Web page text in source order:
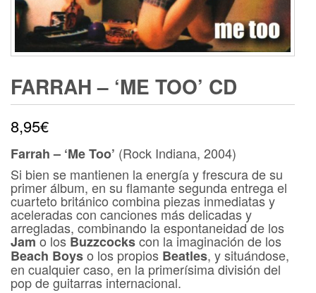
FARRAH – ‘ME TOO’ CD
8,95€
Farrah – ‘Me Too’ (Rock Indiana, 2004)
Si bien se mantienen la energía y frescura de su
primer álbum, en su flamante segunda entrega el
cuarteto británico combina piezas inmediatas y
aceleradas con canciones más delicadas y
arregladas, combinando la espontaneidad de los
Jamo los Buzzcockscon la imaginación de los
Beach Boyso los propios Beatles, y situándose,
en cualquier caso, en la primerísima división del
pop de guitarras internacional.